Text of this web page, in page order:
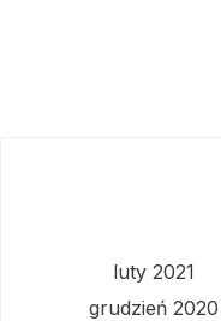
luty 2021
grudzień 2020